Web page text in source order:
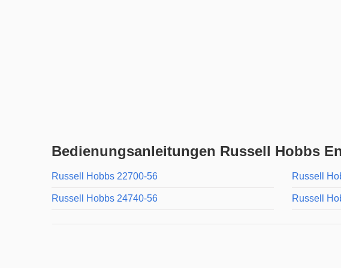
Bedienungsanleitungen Russell Hobbs
Russell Hobbs 22700-56 Russell
Russell Hobbs 24740-56 Russell